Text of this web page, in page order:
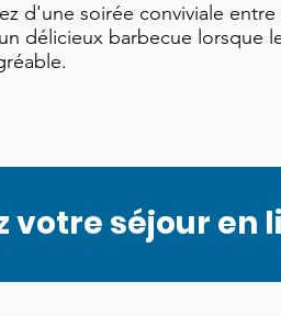
d'une soirée conviviale entre
délicieux barbecue lorsque
votre séjour en